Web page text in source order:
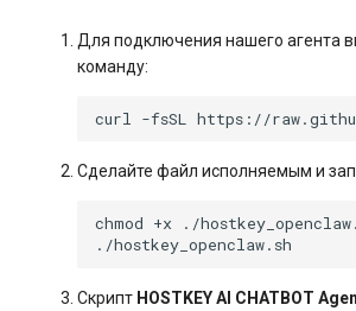
Для подключения нашего агента
команду:
curl -fsSL https://
Сделайте файл исполняемым и
chmod +x
Скрипт HOSTKEY AI CHATBOT